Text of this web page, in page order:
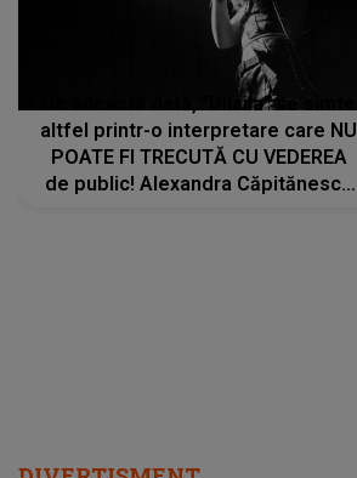
De această dată, "Dilaila" se simte
altfel printr-o interpretare care NU
POATE FI TRECUTĂ CU VEDEREA
de public! Alexandra Căpitănescu